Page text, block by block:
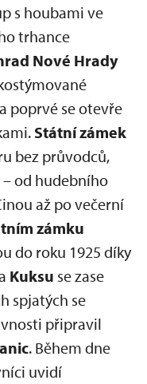
s houbami ve
trhance
Nové Hrady
poprvé se otevře
Státní zámek
bez průvodců,
od hudebního
až po večerní
zámku
do roku 1925 díky
Kuksu se zase
spjatých se
připravil
. Během dne
uvidí